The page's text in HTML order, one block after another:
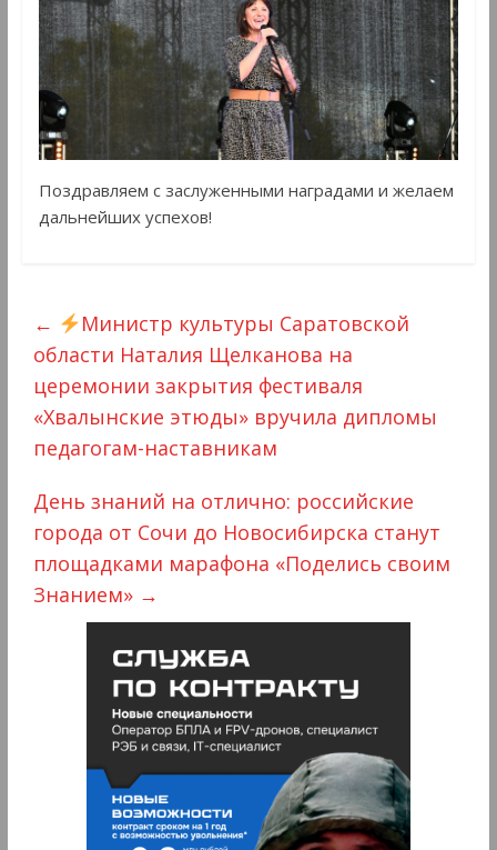
Поздравляем с заслуженными наградами и желаем
дальнейших успехов!
←
Министр культуры Саратовской
области Наталия Щелканова на
церемонии закрытия фестиваля
«Хвалынские этюды» вручила дипломы
педагогам-наставникам
День знаний на отлично: российские
города от Сочи до Новосибирска станут
площадками марафона «Поделись своим
Знанием» →